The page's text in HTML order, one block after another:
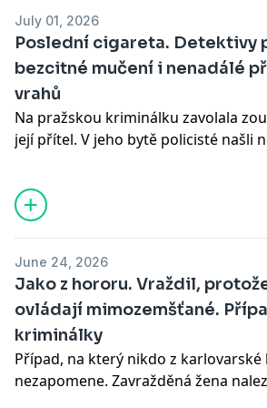
Dvojce anebo kdykoli na webu a v
nebo v dalších podcastových
Všechny díly podcastu Kriminálka
poslouchat v mobilní aplikaci
aiOSnebo na webumujRozhlas.cz
July 01, 2026
Poslední cigareta. Detektivy
bezcitné mučení i nenadálé
vrahů
Na pražskou kriminálku zavolala
její přítel. V jeho bytě policisté našli
stopy. Po důkladném ohledání
tělo ukryté na půdě. Ještě, než se
jeden z vrahů se sám vrátil na místo
k vraždě přiznal. Detektivy ale
komunikovali a jak bezcitně ho
případ v Mrazivém létě na Dvojce.
Všechny díly podcastu Kriminálka
poslouchat v mobilní aplikaci
aiOSnebo na webumujRozhlas.cz.
June 24, 2026
Jako z hororu. Vraždil,
ovládají mimozemšťané.
kriminálky
Případ, na který nikdo z
nezapomene. Zavražděná žena
známek života s devastujícím